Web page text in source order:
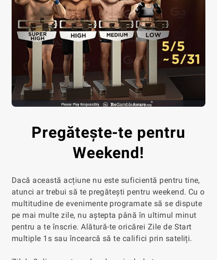
Pregătește-te pentru
Weekend!
Dacă această acțiune nu este suficientă pentru tine,
atunci ar trebui să te pregătești pentru weekend. Cu o
multitudine de evenimente programate să se dispute
pe mai multe zile, nu aștepta până în ultimul minut
pentru a te înscrie. Alătură-te oricărei Zile de Start
multiple 1s sau încearcă să te califici prin sateliți.